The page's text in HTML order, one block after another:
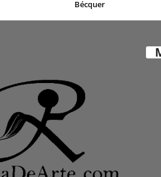
Bécquer